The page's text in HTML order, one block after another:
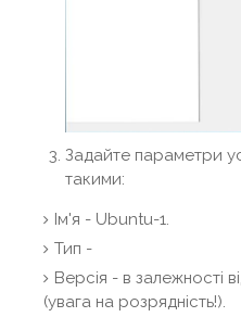
Задайте параметри
такими:
Ім'я - Ubuntu-1.
Тип -
Версія - в залежності
(увага на розрядність!).